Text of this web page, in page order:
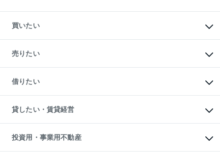
買いたい
新築・分譲マンションの購入
中古マンションの購入
一戸建ての購入
中古一戸建ての購入
不動産購入の流れ
注目キーワード物件特集
購入ガイド
English 繁体中文簡体中文
売りたい
一戸建ての売却・査定
土地の売却・査定
スピードAI査定
不動産査定について
不動産売却の流れ
不動産買換えの流れ
売却ガイド
借りたい
オフィス・店舗の賃貸
借りるときの流れ
借りるガイド
貸したい・賃貸経営
マンション賃料データ
賃貸管理プラン
リロケーションについて
投資用・事業用不動産